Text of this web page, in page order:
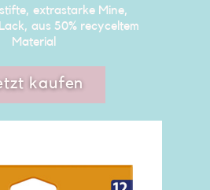
extrastarke Mine,
aus 50% recyceltem
Material
kaufen